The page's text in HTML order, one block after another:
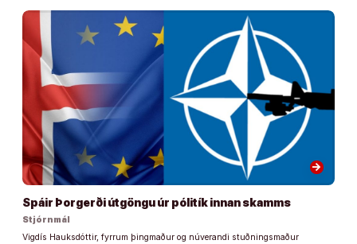
arrow_forward
Spáir Þorgerði útgöngu úr pólitík innan skamms
Stjórnmál
Vigdís Hauksdóttir, fyrrum þingmaður og núverandi stuðningsmaður